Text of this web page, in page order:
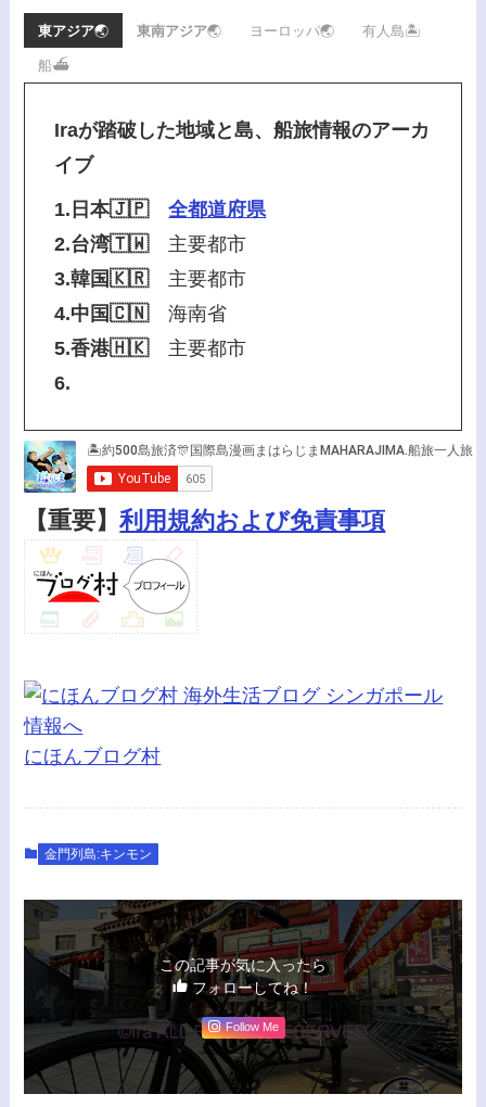
東アジア🌏 東南アジア🌏 ヨーロッパ🌏 有人島🏝️
船⛴️
Iraが踏破した地域と島、船旅情報のアーカ
イブ
1.日本🇯🇵
全都道府県
2.台湾🇹🇼主要都市
3.韓国🇰🇷主要都市
4.中国🇨🇳海南省
5.香港🇭🇰主要都市
6.
【重要】利用規約および免責事項
にほんブログ村
金門列島:キンモン
この記事が気に入ったら
フォローしてね！
Follow Me